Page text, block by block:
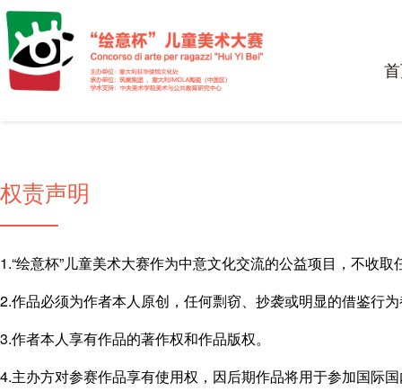
权责声明
1.“绘意杯”儿童美术大赛作为中意文化交流的公益项目，不收
2.作品必须为作者本人原创，任何剽窃、抄袭或明显的借鉴行
3.作者本人享有作品的著作权和作品版权。
4.主办方对参赛作品享有使用权，因后期作品将用于参加国际